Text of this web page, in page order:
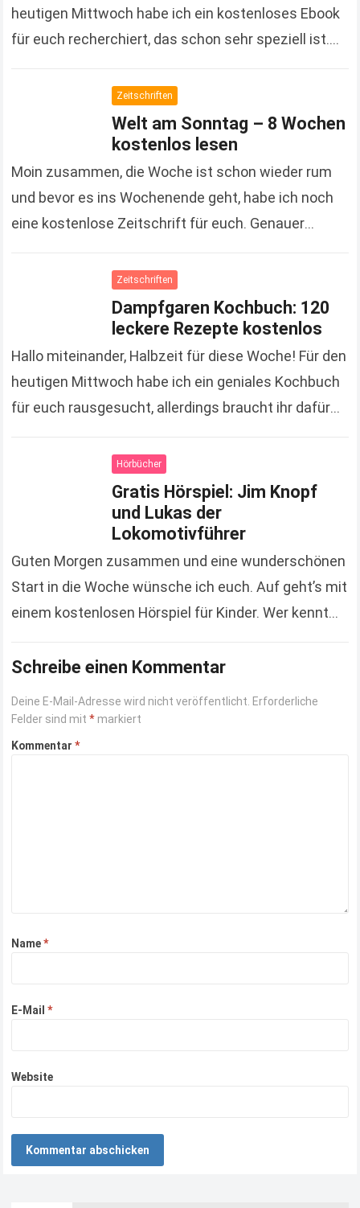
heutigen Mittwoch habe ich ein kostenloses Ebook
für euch recherchiert, das schon sehr speziell ist.
Zeitschriften
Welt am Sonntag – 8 Wochen
kostenlos lesen
Moin zusammen, die Woche ist schon wieder rum
und bevor es ins Wochenende geht, habe ich noch
eine kostenlose Zeitschrift für euch. Genauer
Zeitschriften
Dampfgaren Kochbuch: 120
leckere Rezepte kostenlos
Hallo miteinander, Halbzeit für diese Woche! Für den
heutigen Mittwoch habe ich ein geniales Kochbuch
für euch rausgesucht, allerdings braucht ihr dafür
Hörbücher
Gratis Hörspiel: Jim Knopf
und Lukas der
Lokomotivführer
Guten Morgen zusammen und eine wunderschönen
Start in die Woche wünsche ich euch. Auf geht’s mit
einem kostenlosen Hörspiel für Kinder. Wer kennt
Schreibe einen Kommentar
Deine E-Mail-Adresse wird nicht veröffentlicht. Erforderliche
Felder sind mit* markiert
Kommentar*
Name*
E-Mail*
Website